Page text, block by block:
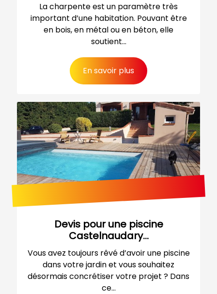
La charpente est un paramètre très
important d’une habitation. Pouvant être
en bois, en métal ou en béton, elle
soutient...
En savoir plus
Devis pour une piscine
Castelnaudary...
Vous avez toujours rêvé d’avoir une piscine
dans votre jardin et vous souhaitez
désormais concrétiser votre projet ? Dans
ce...